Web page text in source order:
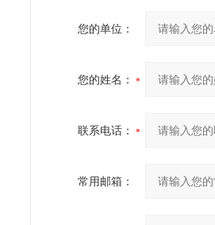
您的单位：
您的姓名：
联系电话：
常用邮箱：